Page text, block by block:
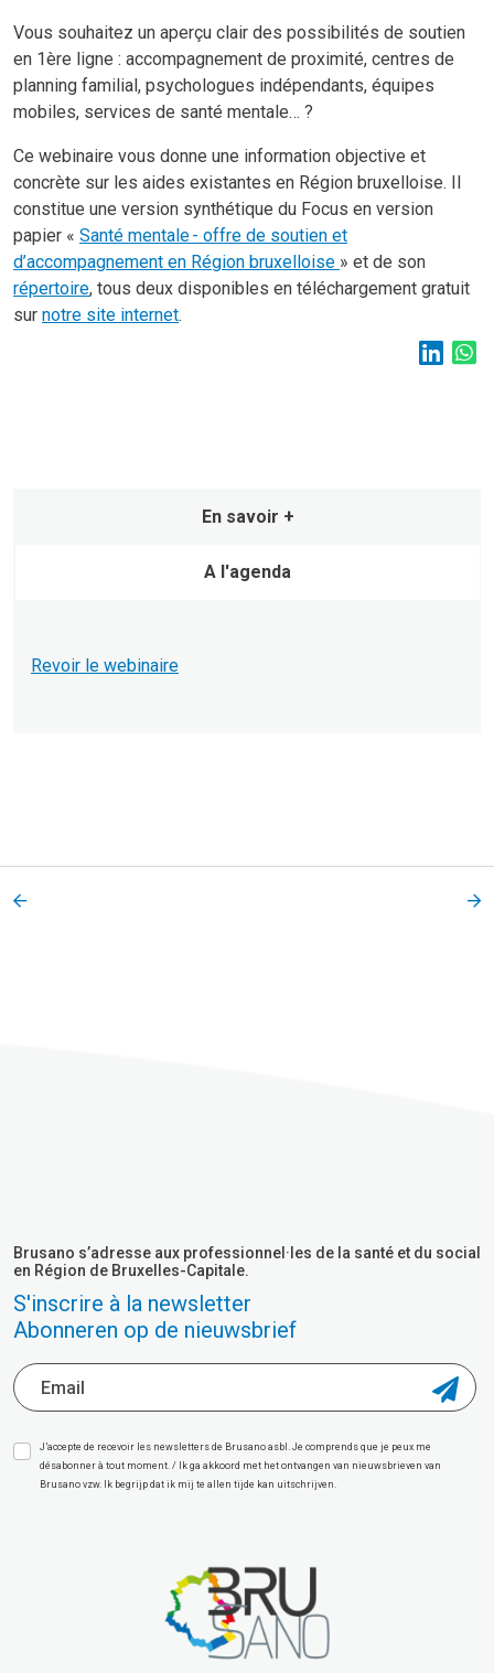
Vous souhaitez un aperçu clair des possibilités de soutien
en 1ère ligne : accompagnement de proximité, centres de
planning familial, psychologues indépendants, équipes
mobiles, services de santé mentale… ?
Ce webinaire vous donne une information objective et
concrète sur les aides existantes en Région bruxelloise. Il
constitue une version synthétique du Focus en version
papier « Santé mentale - offre de soutien et
d’accompagnement en Région bruxelloise » et de son
répertoire, tous deux disponibles en téléchargement gratuit
sur notre site internet.
En savoir +
A l'agenda
Revoir le webinaire
Brusano s’adresse aux professionnel·les de la santé et du social
en Région de Bruxelles-Capitale.
S'inscrire à la newsletter
Abonneren op de nieuwsbrief
J’accepte de recevoir les newsletters de Brusano asbl. Je comprends que je peux me
désabonner à tout moment. / Ik ga akkoord met het ontvangen van nieuwsbrieven van
Brusano vzw. Ik begrijp dat ik mij te allen tijde kan uitschrijven.